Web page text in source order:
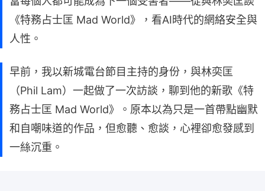
《特務占士匡 Mad World》，看AI時代的網絡安全與
人性。
早前，我以新城電台節目主持的身份，與林奕匡
（Phil Lam）一起做了一次訪談，聊到他的新歌《特
務占士匡 Mad World》。原本以為只是一首帶點幽默
和自嘲味道的作品，但愈聽、愈談，心裡卻愈發感到
一絲沉重。